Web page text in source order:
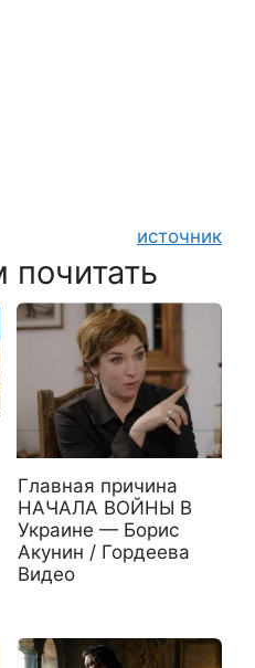
источник
Главная причина
НАЧАЛА ВОЙНЫ В
Украине — Борис
Акунин / Гордеева
Видео